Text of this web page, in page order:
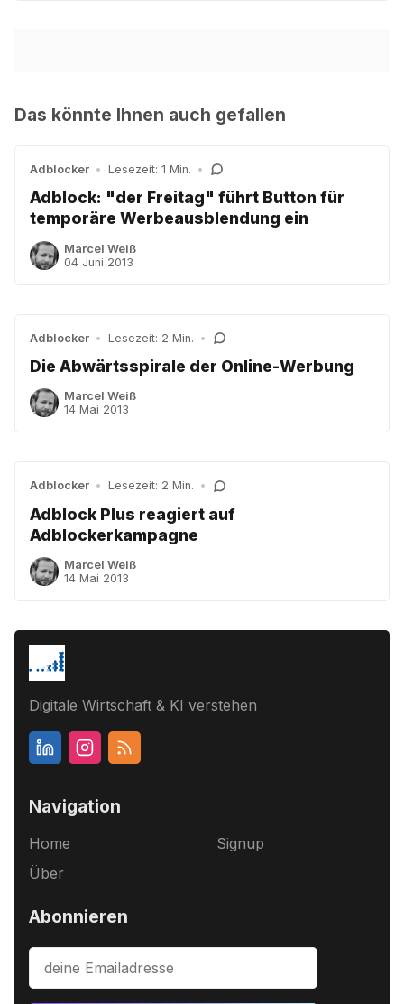
Das könnte Ihnen auch gefallen
Adblocker • Lesezeit: 1 Min. •
Adblock: "der Freitag" führt Button für
temporäre Werbeausblendung ein
Marcel Weiß
04 Juni 2013
Adblocker • Lesezeit: 2 Min. •
Die Abwärtsspirale der Online-Werbung
Marcel Weiß
14 Mai 2013
Adblocker • Lesezeit: 2 Min. •
Adblock Plus reagiert auf
Adblockerkampagne
Marcel Weiß
14 Mai 2013
Digitale Wirtschaft & KI verstehen
Navigation
Home
Über
Signup
Abonnieren